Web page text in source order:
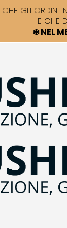
GLI ORDINI
E CHE
❄️ NEL